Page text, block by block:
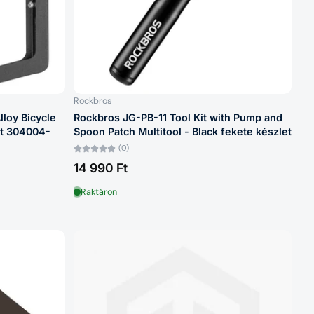
Bicycle
304004-
Rockbros
Rockbros JG-PB-11 Tool Kit with Pump and
Spoon Patch Multitool - Black fekete készlet
(0)
14 990 Ft
Raktáron